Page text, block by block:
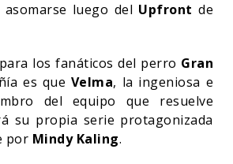
luego del Upfrontde
los fanáticos del perro Gran
es que Velma, la ingeniosa e
del equipo que resuelve
su propia serie protagonizada
por Mindy Kaling.